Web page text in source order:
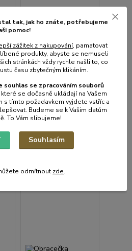
3
Obracečka 30,5cm,
180°C, plast
74 Kč/ks
61 Kčbez
sklad | odešleme do 2-3
prac. dnů
tak, jak ho znáte, potřebujeme
pomoc!
zážitek z nakupování, pamatovat
produkty, abyste se nemuseli
stránkách vždy rychle našli to, co
času zbytečným klikáním.
souhlas se zpracováním souborů
se dočasně ukládají na Vašem
s tímto požadavkem vyjdete vstříc a
Budeme se k Vašim datům
To Vám slibujeme!
Souhlasím
odmítnout zde.